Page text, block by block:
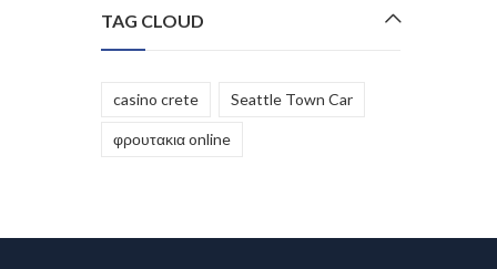
TAG CLOUD
casino crete Seattle Town Car
φρουτακια online